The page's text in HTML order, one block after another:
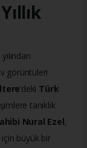
görüntüleri
’deki Türk
tanıklık
Nural Ezel,
için büyük bir